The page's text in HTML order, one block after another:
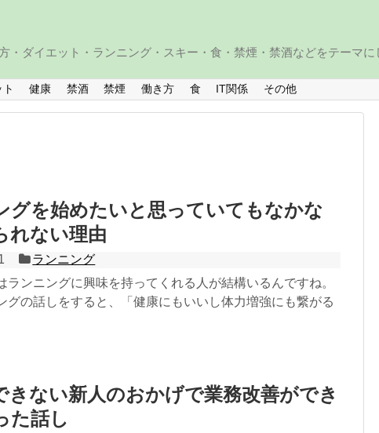
・ダイエット・ランニング・スキー・食・禁煙・禁酒などをテーマ
健康 禁酒 禁煙 働き方 食 IT関係 その他
グを始めたいと思っていてもなかな
れない理由
ランニング
ランニングに興味を持ってくれる人が結構いるんですね。
グの話しをすると、「健康にもいいし体力増強にも繋がる
きない新人のおかげで業務改善ができ
た話し